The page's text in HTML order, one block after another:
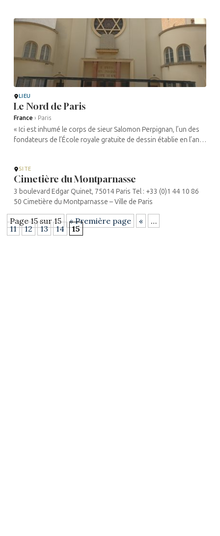
LIEU
Le Nord de Paris
France › Paris
« Ici est inhumé le corps de sieur Salomon Perpignan, l’un des
fondateurs de l’École royale gratuite de dessin établie en l’an
SITE
Cimetière du Montparnasse
3 boulevard Edgar Quinet, 75014 Paris Tel : +33 (0)1 44 10 86
50 Cimetière du Montparnasse – Ville de Paris
Page 15 sur 15 « Première page «
…
11
12 13 14 15